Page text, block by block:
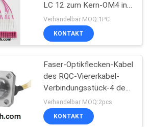
LC 12 zum Kern-OM4 in
mehreren Betriebsarten
Verhandelbar MOQ:1PC
KONTAKT
Faser-Optikflecken-Kabel
des RQC-Viererkabel-
Verbindungsstück-4 des
Kern-IP67
Verhandelbar MOQ:2pcs
KONTAKT